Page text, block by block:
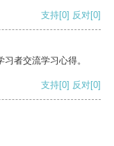
支持[0] 反对[0]
者交流学习心得。
支持[0] 反对[0]